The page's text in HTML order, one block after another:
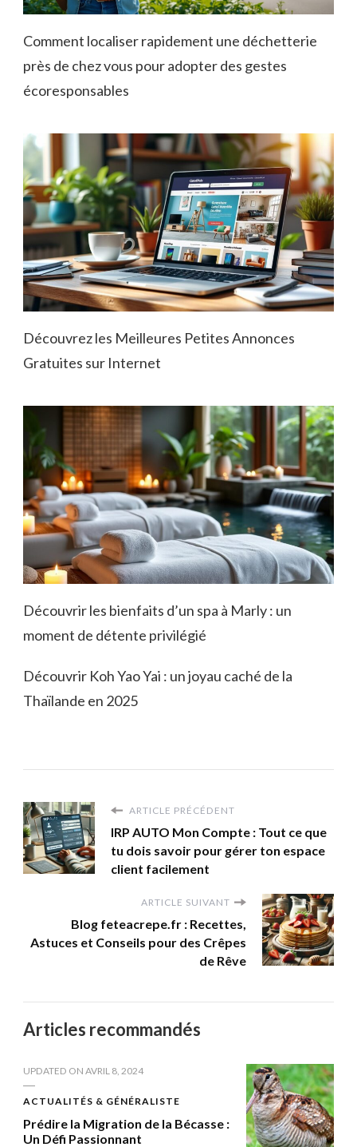
Comment localiser rapidement une déchetterie
près de chez vous pour adopter des gestes
écoresponsables
Découvrez les Meilleures Petites Annonces
Gratuites sur Internet
Découvrir les bienfaits d’un spa à Marly : un
moment de détente privilégié
Découvrir Koh Yao Yai : un joyau caché de la
Thaïlande en 2025
ARTICLE PRÉCÉDENT
IRP AUTO Mon Compte : Tout ce que
tu dois savoir pour gérer ton espace
client facilement
ARTICLE SUIVANT
Blog feteacrepe.fr : Recettes,
Astuces et Conseils pour des Crêpes
de Rêve
Articles recommandés
UPDATED ON AVRIL 8, 2024
ACTUALITÉS & GÉNÉRALISTE
Prédire la Migration de la Bécasse :
Un Défi Passionnant